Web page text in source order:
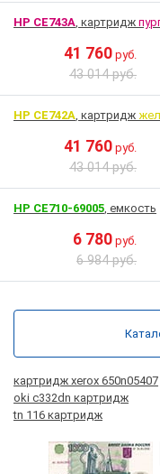
HP CE743A, картридж
41 760 руб.
43 014 руб.
HP CE742A, картридж
41 760 руб.
43 014 руб.
HP CE710-69005, емкость
6 780 руб.
6 984 руб.
картридж xerox 650n05407
oki c332dn картридж
tn 116 картридж